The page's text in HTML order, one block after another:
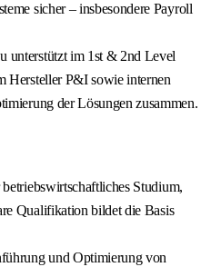
sicher – insbesondere Payroll
unterstützt im 1st & 2nd Level
Hersteller P&I sowie internen
der Lösungen zusammen.
Studium,
Qualifikation bildet die Basis
und Optimierung von